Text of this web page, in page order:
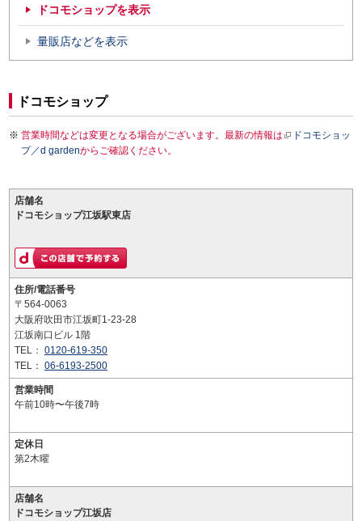
ドコモショップを表示
量販店などを表示
ドコモショップ
営業時間などは変更となる場合がございます。最新の情報は
ドコモショッ
プ／d gardenからご確認ください。
店舗名
ドコモショップ江坂駅東店
住所/電話番号
〒564-0063
大阪府吹田市江坂町1-23-28
江坂南口ビル 1階
TEL： 0120-619-350
TEL： 06-6193-2500
営業時間
午前10時〜午後7時
定休日
第2木曜
店舗名
ドコモショップ江坂店